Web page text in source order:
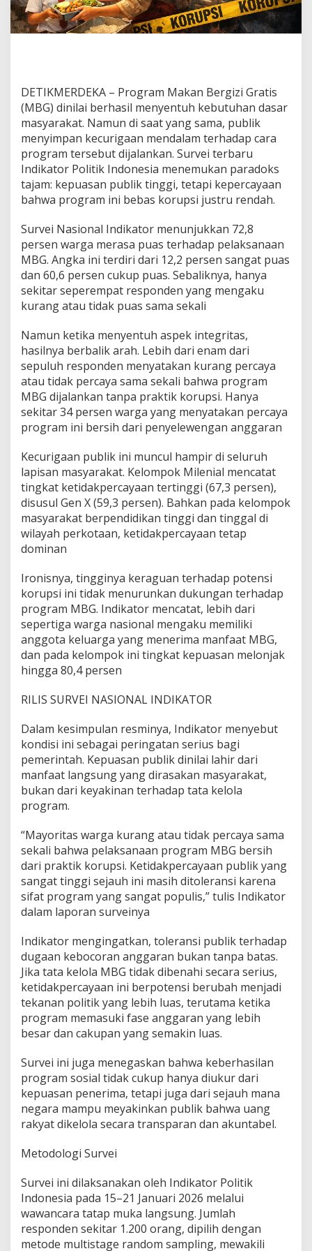
i
k
P
r
o
g
r
a
m
M
B
G
a
p
i
M
a
y
o
i
t
s
C
u
r
i
g
S
a
r
a
t
K
o
p
s
i
DETIKMERDEKA – Program Makan Bergizi Gratis
(MBG) dinilai berhasil menyentuh kebutuhan dasar
masyarakat. Namun di saat yang sama, publik
menyimpan kecurigaan mendalam terhadap cara
program tersebut dijalankan. Survei terbaru
Indikator Politik Indonesia menemukan paradoks
tajam: kepuasan publik tinggi, tetapi kepercayaan
bahwa program ini bebas korupsi justru rendah.
Survei Nasional Indikator menunjukkan 72,8
persen warga merasa puas terhadap pelaksanaan
MBG. Angka ini terdiri dari 12,2 persen sangat puas
dan 60,6 persen cukup puas. Sebaliknya, hanya
sekitar seperempat responden yang mengaku
kurang atau tidak puas sama sekali
Namun ketika menyentuh aspek integritas,
hasilnya berbalik arah. Lebih dari enam dari
sepuluh responden menyatakan kurang percaya
atau tidak percaya sama sekali bahwa program
MBG dijalankan tanpa praktik korupsi. Hanya
sekitar 34 persen warga yang menyatakan percaya
program ini bersih dari penyelewengan anggaran
Kecurigaan publik ini muncul hampir di seluruh
lapisan masyarakat. Kelompok Milenial mencatat
tingkat ketidakpercayaan tertinggi (67,3 persen),
disusul Gen X (59,3 persen). Bahkan pada kelompok
masyarakat berpendidikan tinggi dan tinggal di
wilayah perkotaan, ketidakpercayaan tetap
dominan
Ironisnya, tingginya keraguan terhadap potensi
korupsi ini tidak menurunkan dukungan terhadap
program MBG. Indikator mencatat, lebih dari
sepertiga warga nasional mengaku memiliki
anggota keluarga yang menerima manfaat MBG,
dan pada kelompok ini tingkat kepuasan melonjak
hingga 80,4 persen
RILIS SURVEI NASIONAL INDIKATOR
Dalam kesimpulan resminya, Indikator menyebut
kondisi ini sebagai peringatan serius bagi
pemerintah. Kepuasan publik dinilai lahir dari
manfaat langsung yang dirasakan masyarakat,
bukan dari keyakinan terhadap tata kelola
program.
“Mayoritas warga kurang atau tidak percaya sama
sekali bahwa pelaksanaan program MBG bersih
dari praktik korupsi. Ketidakpercayaan publik yang
sangat tinggi sejauh ini masih ditoleransi karena
sifat program yang sangat populis,” tulis Indikator
dalam laporan surveinya
Indikator mengingatkan, toleransi publik terhadap
dugaan kebocoran anggaran bukan tanpa batas.
Jika tata kelola MBG tidak dibenahi secara serius,
ketidakpercayaan ini berpotensi berubah menjadi
tekanan politik yang lebih luas, terutama ketika
program memasuki fase anggaran yang lebih
besar dan cakupan yang semakin luas.
Survei ini juga menegaskan bahwa keberhasilan
program sosial tidak cukup hanya diukur dari
kepuasan penerima, tetapi juga dari sejauh mana
negara mampu meyakinkan publik bahwa uang
rakyat dikelola secara transparan dan akuntabel.
Metodologi Survei
Survei ini dilaksanakan oleh Indikator Politik
Indonesia pada 15–21 Januari 2026 melalui
wawancara tatap muka langsung. Jumlah
responden sekitar 1.200 orang, dipilih dengan
metode multistage random sampling, mewakili